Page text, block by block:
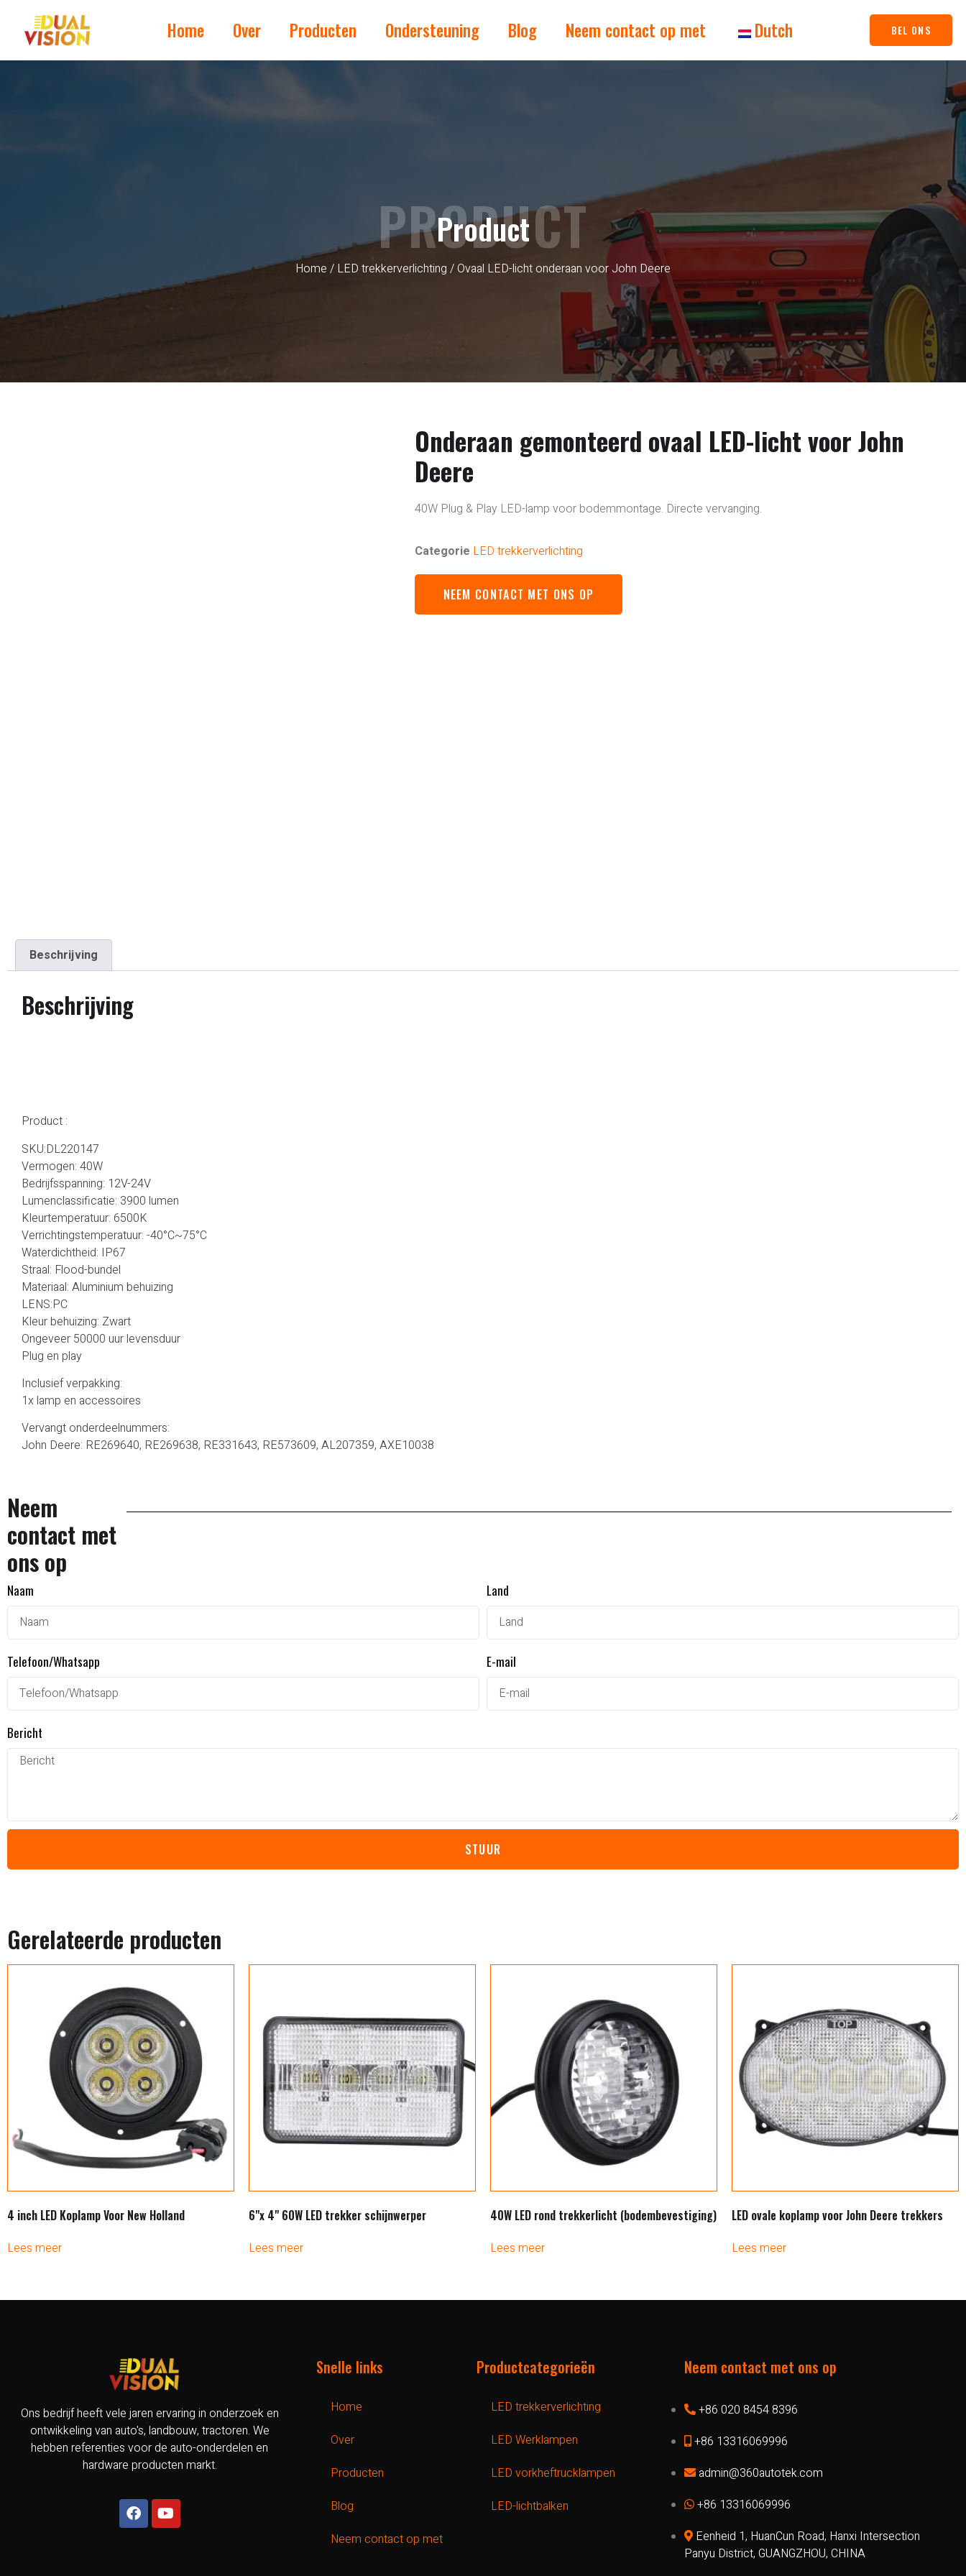
Home Over Producten Ondersteuning Blog Neem contact op met Dutch BEL ONS
Product
Home / LED trekkerverlichting / Ovaal LED-licht onderaan voor John Deere
PRODUCT
Onderaan gemonteerd ovaal LED-licht voor John
Deere
40W Plug & Play LED-lamp voor bodemmontage. Directe vervanging.
Categorie LED trekkerverlichting
NEEM CONTACT MET ONS OP
Beschrijving
Beschrijving
Product :
SKU:DL220147
Vermogen: 40W
Bedrijfsspanning: 12V-24V
Lumenclassificatie: 3900 lumen
Kleurtemperatuur: 6500K
Verrichtingstemperatuur: -40°C~75°C
Waterdichtheid: IP67
Straal: Flood-bundel
Materiaal: Aluminium behuizing
LENS:PC
Kleur behuizing: Zwart
Ongeveer 50000 uur levensduur
Plug en play
Inclusief verpakking:
1x lamp en accessoires
Vervangt onderdeelnummers:
John Deere: RE269640, RE269638, RE331643, RE573609, AL207359, AXE10038
Neem
contact met
ons op
Naam Land
Telefoon/Whatsapp E-mail
Bericht
STUUR
Gerelateerde producten
4 inch LED Koplamp Voor New Holland
Lees meer
6"x 4" 60W LED trekker schijnwerper
Lees meer
40W LED rond trekkerlicht (bodembevestiging)
Lees meer
LED ovale koplamp voor John Deere trekkers
Lees meer
Ons bedrijf heeft vele jaren ervaring in onderzoek en
ontwikkeling van auto's, landbouw, tractoren. We
hebben referenties voor de auto-onderdelen en
hardware producten markt.
Snelle links
Home
Over
Producten
Blog
Neem contact op met
Productcategorieën
LED trekkerverlichting
LED Werklampen
LED vorkheftrucklampen
LED-lichtbalken
Neem contact met ons op
+86 020 8454 8396
+86 13316069996
admin@360autotek.com
+86 13316069996
Eenheid 1, HuanCun Road, Hanxi Intersection
Panyu District, GUANGZHOU, CHINA